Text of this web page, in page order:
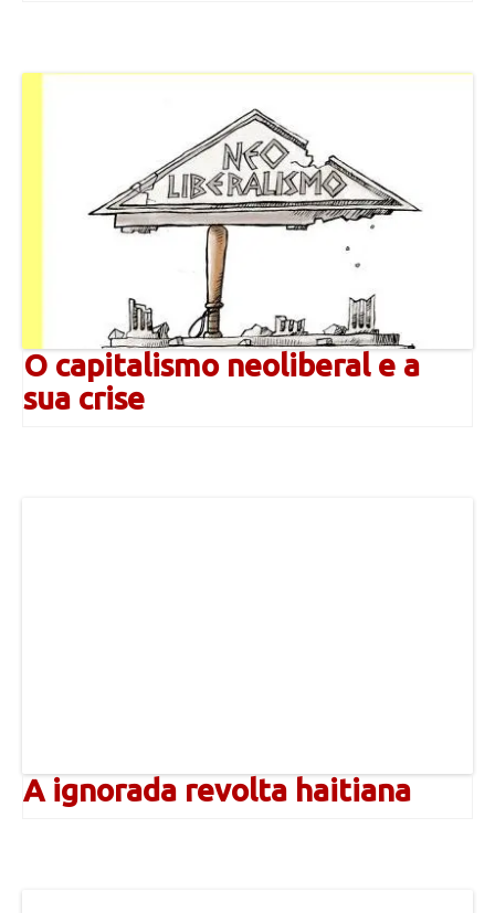
O capitalismo neoliberal e a
sua crise
A ignorada revolta haitiana